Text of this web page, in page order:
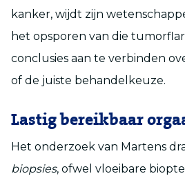
kanker, wijdt zijn
het opsporen van die
conclusies aan te verbinden
of de juiste behandelkeuze.
Lastig bereikbaar
Het onderzoek van Martens
biopsies, ofwel vloeibare